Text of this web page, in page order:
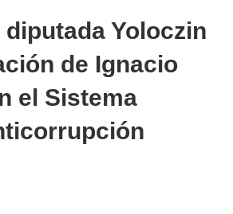
diputada Yoloczin
de Ignacio
el Sistema